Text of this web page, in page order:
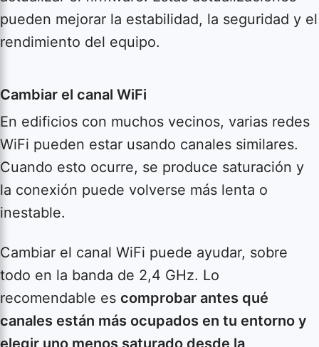
pueden mejorar la estabilidad, la seguridad y el
rendimiento del equipo.
Cambiar el canal WiFi
En edificios con muchos vecinos, varias redes
WiFi pueden estar usando canales similares.
Cuando esto ocurre, se produce saturación y
la conexión puede volverse más lenta o
inestable.
Cambiar el canal WiFi puede ayudar, sobre
todo en la banda de 2,4 GHz. Lo
recomendable es comprobar antes qué
canales están más ocupados en tu entorno y